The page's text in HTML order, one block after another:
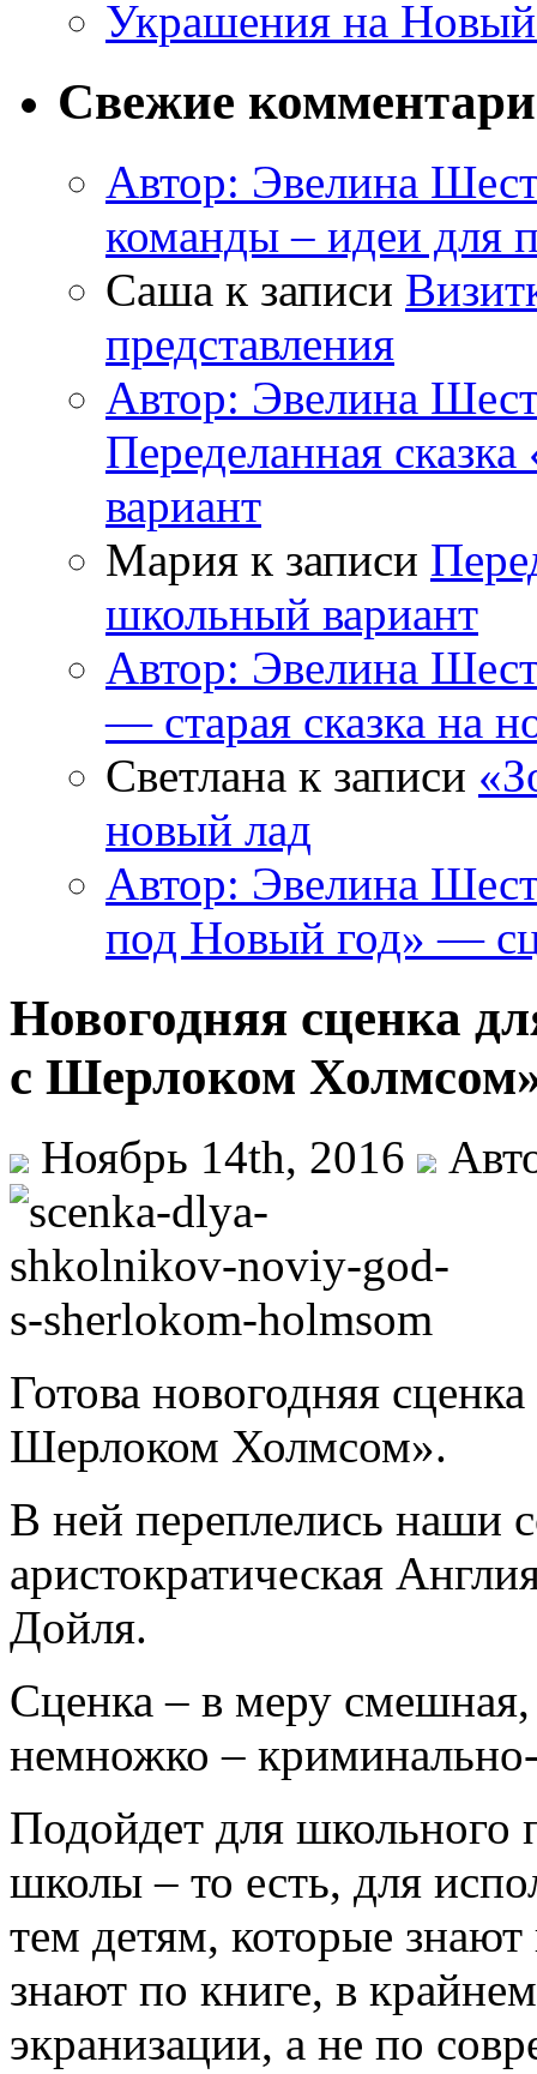
Украшения на
Свежие
Автор: Эвелина
команды – идеи для
Саша к записи
представления
Автор: Эвелина
Переделанная
вариант
Мария к записи
школьный вариант
Автор: Эвелина
— старая сказка на
Светлана к записи
новый лад
Автор: Эвелина
под Новый год» —
Новогодняя сценка
с Шерлоком
Ноябрь 14th, 2016
Готова новогодняя
Шерлоком Холмсом».
В ней переплелись наши
аристократическая
Дойля.
Сценка – в меру
немножко – криминально-
Подойдет для школьного
школы – то есть, для
тем детям, которые
знают по книге, в
экранизации, а не по